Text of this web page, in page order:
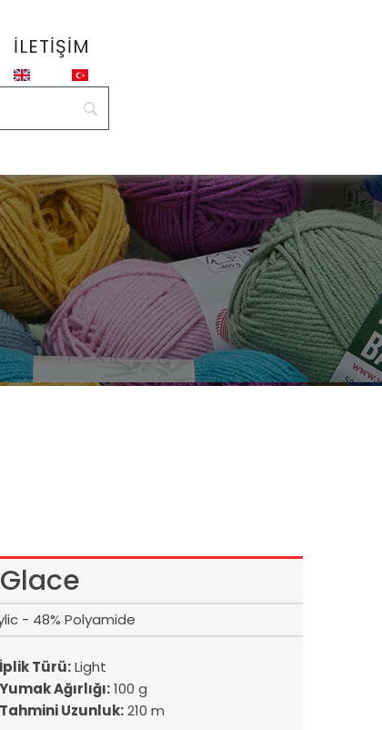
İLETIŞIM
Glace
- 48% Polyamide
İplik Türü:Light
Yumak Ağırlığı:100 g
Tahmini Uzunluk:210 m